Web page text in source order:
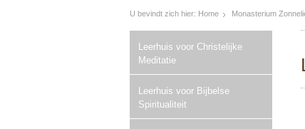
U bevindt zich hier: Home Monasterium
Leerhuis voor Christelijke
Meditatie
Leerhuis voor Bijbelse
Spiritualiteit